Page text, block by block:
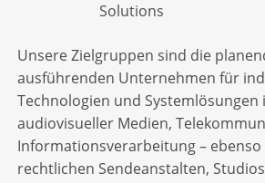
Unsere Zielgruppen sind die
ausführenden Unternehmen für
Technologien und Systemlösungen
audiovisueller Medien,
Informationsverarbeitung –
rechtlichen Sendeanstalten,